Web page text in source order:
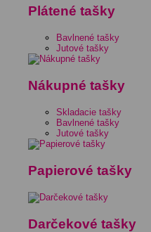
Plátené tašky
Bavlnené tašky
Jutové tašky
Nákupné tašky
Skladacie tašky
Bavlnené tašky
Jutové tašky
Papierové tašky
Darčekové tašky